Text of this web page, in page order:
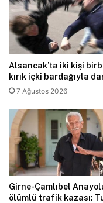
Alsancak’ta iki kişi
kırık içki bardağıyla
7 Ağustos 2026
Girne-Çamlıbel
ölümlü trafik kazası: